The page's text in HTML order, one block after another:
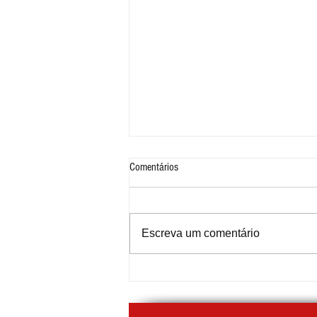
da Dívida Ativa
Comentários
Escreva um comentário